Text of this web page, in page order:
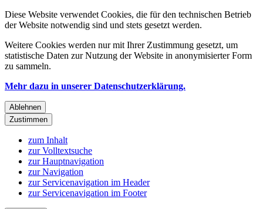
Diese Website verwendet Cookies, die für den technischen Betrieb
der Website notwendig sind und stets gesetzt werden.
Weitere Cookies werden nur mit Ihrer Zustimmung gesetzt, um
statistische Daten zur Nutzung der Website in anonymisierter Form
zu sammeln.
Mehr dazu in unserer Datenschutzerklärung.
Ablehnen
Zustimmen
zum Inhalt
zur Volltextsuche
zur Hauptnavigation
zur Navigation
zur Servicenavigation im Header
zur Servicenavigation im Footer